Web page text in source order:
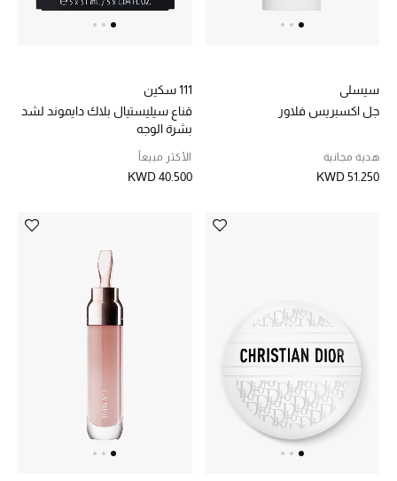
المستلزمات المنزلية
المصممون أ-ي
مصممون جدد
سيسلي
جل اكسبريس فلاور
هدية مجانية
KWD 51.250
111 سكين
قناع سيليستيال بلاك دايموند لشد
بشرة الوجه
الأكثر مبيعاً
KWD 40.500